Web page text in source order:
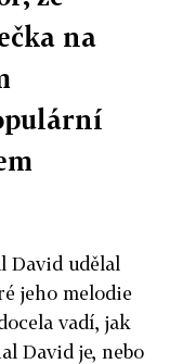
na
David udělal
jeho melodie
vadí, jak
David je, nebo